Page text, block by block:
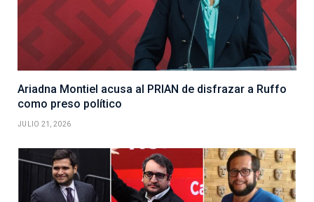
Ariadna Montiel acusa al PRIAN de disfrazar a Ruffo
como preso político
JULIO 21, 2026